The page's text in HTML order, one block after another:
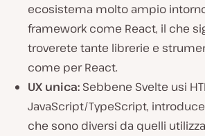
ecosistema molto ampio
framework come React, il che
troverete tante librerie e
come per React.
UX unica: Sebbene Svelte usi
JavaScript/TypeScript,
che sono diversi da quelli